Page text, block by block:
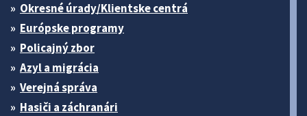
Okresné úrady/Klientske centrá
Európske programy
Policajný zbor
Azyl a migrácia
Verejná správa
Hasiči a záchranári